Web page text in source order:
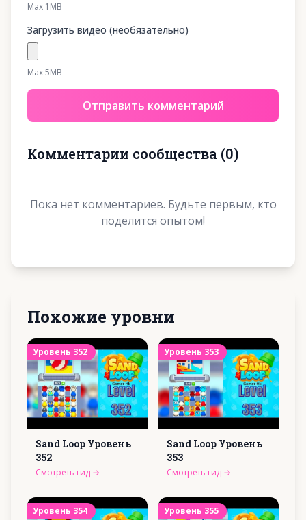
Max 1MB
Загрузить видео (необязательно)
Max 5MB
Отправить комментарий
Комментарии сообщества (0)
Пока нет комментариев. Будьте первым, кто
поделится опытом!
Похожие уровни
Уровень 352
Sand Loop Уровень
352
Смотреть гид →
Уровень 353
Sand Loop Уровень
353
Смотреть гид →
Уровень 354 Уровень 355